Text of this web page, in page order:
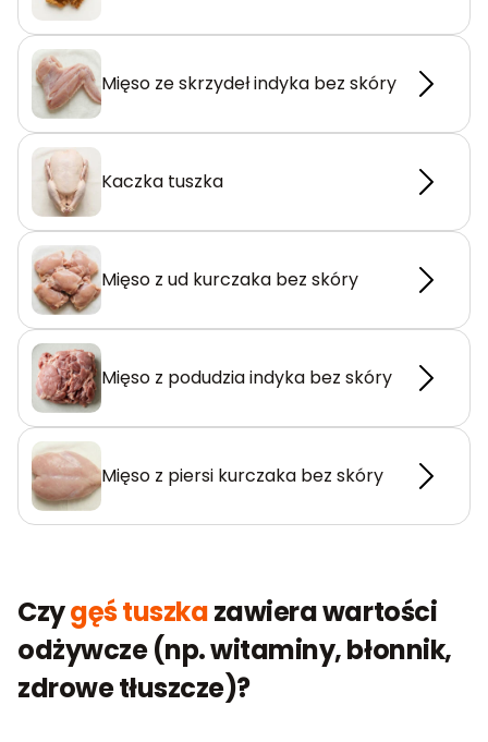
Mięso ze skrzydeł indyka bez skóry
Kaczka tuszka
Mięso z ud kurczaka bez skóry
Mięso z podudzia indyka bez skóry
Mięso z piersi kurczaka bez skóry
Czygęś tuszkazawiera wartości
odżywcze (np. witaminy, błonnik,
zdrowe tłuszcze)?